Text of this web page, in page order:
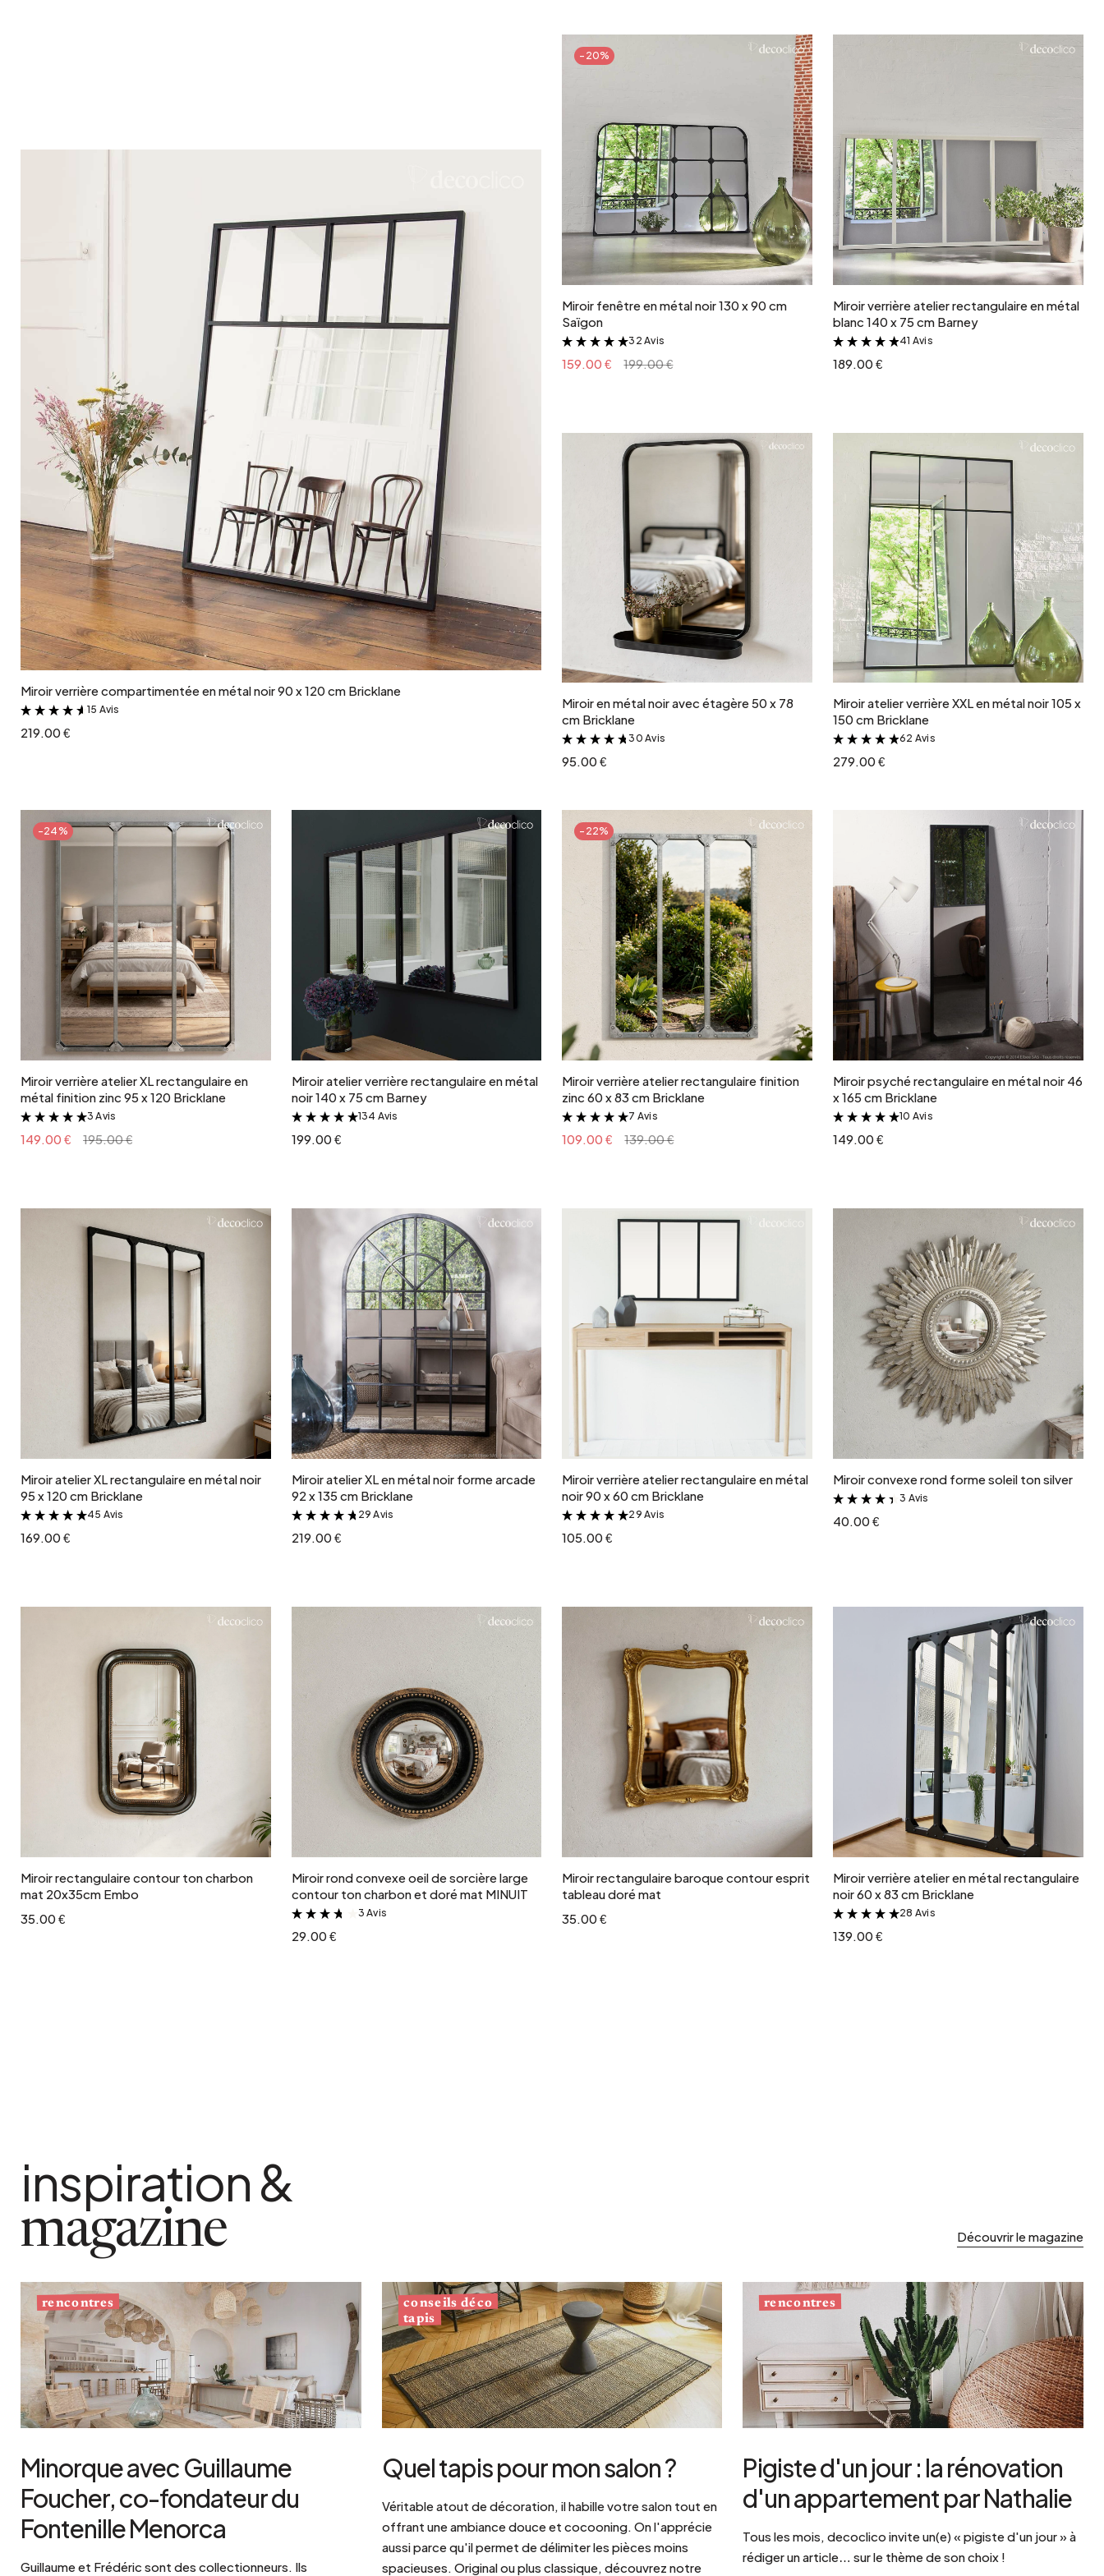
Naturel
Ajouter au panier
Miroir verrière compartimentée en métal noir 90 x 120 cm Bricklane
&
15 Avis
219.00 €
-20%
Ajouter au panier
Miroir fenêtre en métal noir 130 x 90 cm
Saïgon
&
32 Avis
159.00 € 199.00 €
Ajouter au panier
Miroir verrière atelier rectangulaire en métal
blanc 140 x 75 cm Barney
&
41 Avis
189.00 €
Ajouter au panier
Miroir en métal noir avec étagère 50 x 78
cm Bricklane
&
30 Avis
95.00 €
Ajouter au panier
Miroir atelier verrière XXL en métal noir 105 x
150 cm Bricklane
&
62 Avis
279.00 €
-24%
Ajouter au panier
Miroir verrière atelier XL rectangulaire en
métal finition zinc 95 x 120 Bricklane
&
3 Avis
149.00 € 195.00 €
Ajouter au panier
Miroir atelier verrière rectangulaire en métal
noir 140 x 75 cm Barney
&
134 Avis
199.00 €
-22%
Ajouter au panier
Miroir verrière atelier rectangulaire finition
zinc 60 x 83 cm Bricklane
&
7 Avis
109.00 € 139.00 €
Ajouter au panier
Miroir psyché rectangulaire en métal noir 46
x 165 cm Bricklane
&
10 Avis
149.00 €
Ajouter au panier
Miroir atelier XL rectangulaire en métal noir
95 x 120 cm Bricklane
&
45 Avis
169.00 €
Ajouter au panier
Miroir atelier XL en métal noir forme arcade
92 x 135 cm Bricklane
&
29 Avis
219.00 €
Miroir verrière atelier rectangulaire en métal
noir 90 x 60 cm Bricklane
&
29 Avis
105.00 €
Ajouter au panier
Miroir convexe rond forme soleil ton silver
&
3 Avis
40.00 €
Miroir rectangulaire contour ton charbon
mat 20x35cm Embo
35.00 €
Ajouter au panier
Miroir rond convexe oeil de sorcière large
contour ton charbon et doré mat MINUIT
&
3 Avis
29.00 €
Ajouter au panier
Miroir rectangulaire baroque contour esprit
tableau doré mat
35.00 €
Ajouter au panier
Miroir verrière atelier en métal rectangulaire
noir 60 x 83 cm Bricklane
&
28 Avis
139.00 €
inspiration &
magazine Découvrir le magazine
rencontres
Minorque avec Guillaume
Foucher, co-fondateur du
Fontenille Menorca
Guillaume et Frédéric sont des collectionneurs. Ils
conseils déco
tapis
Quel tapis pour mon salon ?
Véritable atout de décoration, il habille votre salon tout en
offrant une ambiance douce et cocooning. On l'apprécie
aussi parce qu'il permet de délimiter les pièces moins
spacieuses. Original ou plus classique, découvrez notre
rencontres
Pigiste d'un jour : la rénovation
d'un appartement par Nathalie
Tous les mois, decoclico invite un(e) « pigiste d'un jour » à
rédiger un article… sur le thème de son choix !